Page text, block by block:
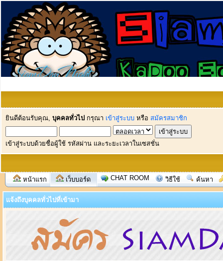
ยินดีต้อนรับคุณ, บุคคลทั่วไป กรุณา เข้าสู่ระบบ หรือ สมัครสมาชิก
เข้าสู่ระบบด้วยชื่อผู้ใช้ รหัสผ่าน และระยะเวลาในเซสชั่น
หน้าแรก เว็บบอร์ด CHAT ROOM วิธีใช้ ค้นหา
แจ้งถึงบุคคลทั่วไปที่เข้ามา